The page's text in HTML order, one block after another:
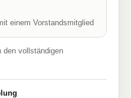
einem Vorstandsmitglied
den vollständigen